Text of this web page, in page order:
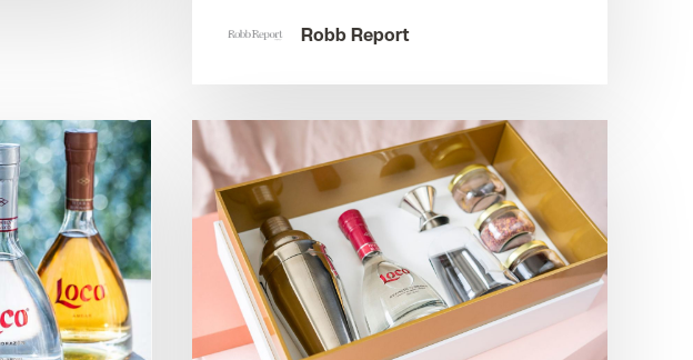
Robb Report